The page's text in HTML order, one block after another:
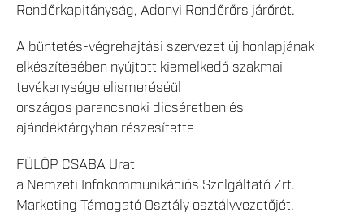
Rendőrkapitányság, Adonyi Rendőrőrs járőrét.
A büntetés-végrehajtási szervezet új honlapjának
elkészítésében nyújtott kiemelkedő szakmai
tevékenysége elismeréséül
országos parancsnoki dicséretben és
ajándéktárgyban részesítette
FÜLÖP CSABA Urat
a Nemzeti Infokommunikációs Szolgáltató Zrt.
Marketing Támogató Osztály osztályvezetőjét,